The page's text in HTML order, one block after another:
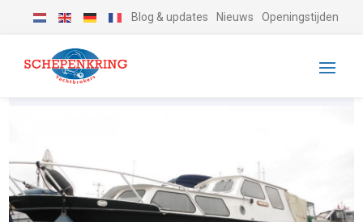
Blog & updates Nieuws Openingstijden